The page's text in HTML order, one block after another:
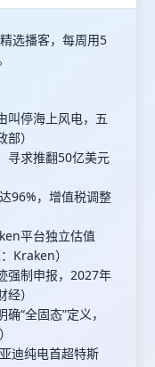
选播客，每周用5
停海上风电，五
）
求推翻50亿美元
96%，增值税调整
平台独立估值
Kraken）
强制申报，2027年
）
“全固态”定义，
迪纯电首超特斯